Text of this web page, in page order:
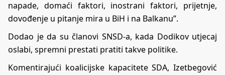
napade, domaći faktori, inostrani faktori, prijetnje,
dovođenje u pitanje mira u BiH i na Balkanu”.
Dodao je da su članovi SNSD-a, kada Dodikov utjecaj
oslabi, spremni prestati pratiti takve politike.
Komentirajući koalicijske kapacitete SDA, Izetbegović